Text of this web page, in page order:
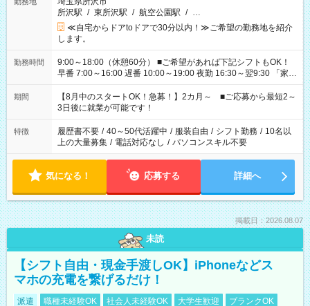
所沢駅 / 東所沢駅 / 航空公園駅 / …
≪自宅からドアtoドアで30分以内！≫ご希望の勤務地を紹介
します。
勤務時間
9:00～18:00（休憩60分） ■ご希望があれば下記シフトもOK！
早番 7:00～16:00 遅番 10:00～19:00 夜勤 16:30～翌9:30 「家族
と休みを合わせたい」 「余裕を持って夕飯の準備がしたい」
「できれば残業はしたくない」 など、ご希望を教えてください
ね。 ※Wワーク希望の方へ 今ご覧のお仕事で希望する勤務時間
と、もう1つのお仕事の勤務時間。 合計で週40時間を超える場
合は応募できません。
期間
【8月中のスタートOK！急募！】2カ月～ ■ご応募から最短2～
3日後に就業が可能です！
特徴 履歴書不要 / 40～50代活躍中 / 服装自由 / シフト勤務 / 10名以
上の大量募集 / 電話対応なし / パソコンスキル不要
気になる！ 応募する 詳細へ
掲載日：2026.08.07
未読
【シフト自由・現金手渡しOK】iPhoneなどス
マホの充電を繋げるだけ！
派遣 職種未経験OK 社会人未経験OK 大学生歓迎
ブランクOK